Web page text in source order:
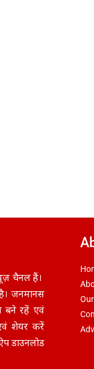
चैनल हैं।
है। जनमानस
बने रहें एवं
शेयर करें
डाउनलोड